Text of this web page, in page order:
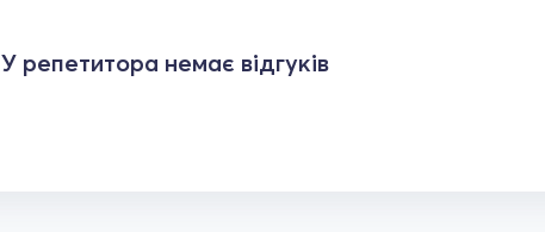
У репетитора немає відгуків